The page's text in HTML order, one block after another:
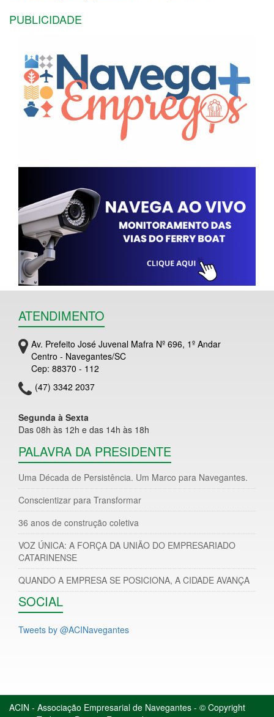
PUBLICIDADE
ATENDIMENTO
Av. Prefeito José Juvenal Mafra Nº 696, 1º Andar
Centro - Navegantes/SC
Cep: 88370 - 112
(47) 3342 2037
Segunda à Sexta
Das 08h às 12h e das 14h às 18h
PALAVRA DA PRESIDENTE
Uma Década de Persistência. Um Marco para Navegantes.
Conscientizar para Transformar
36 anos de construção coletiva
VOZ ÚNICA: A FORÇA DA UNIÃO DO EMPRESARIADO
CATARINENSE
QUANDO A EMPRESA SE POSICIONA, A CIDADE AVANÇA
SOCIAL
Tweets by @ACINavegantes
ACIN - Associação Empresarial de Navegantes - © Copyright